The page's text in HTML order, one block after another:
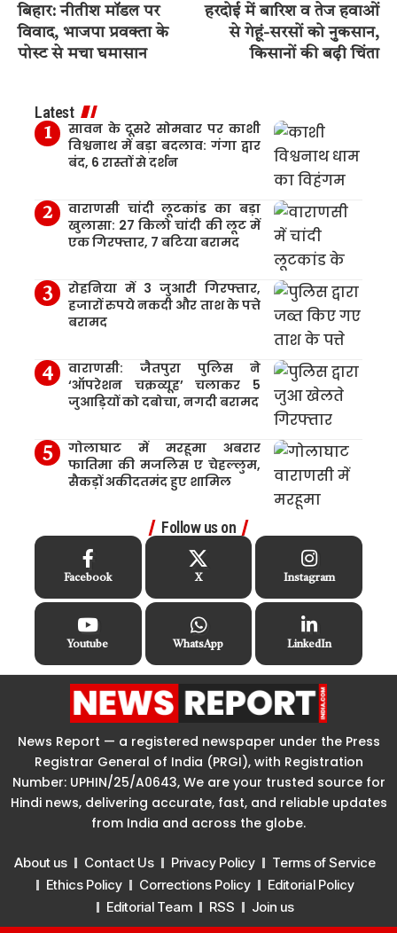
बिहार: नीतीश मॉडल पर
विवाद, भाजपा प्रवक्ता के
पोस्ट से मचा घमासान
हरदोई में बारिश व तेज हवाओं
से गेहूं-सरसों को नुकसान,
किसानों की बढ़ी चिंता
Latest
सावन के दूसरे सोमवार पर काशी
विश्वनाथ में बड़ा बदलाव: गंगा द्वार
बंद, 6 रास्तों से दर्शन
वाराणसी चांदी लूटकांड का बड़ा
खुलासा: 27 किलो चांदी की लूट में
एक गिरफ्तार, 7 बटिया बरामद
रोहनिया में 3 जुआरी गिरफ्तार,
हजारों रुपये नकदी और ताश के पत्ते
बरामद
वाराणसी: जैतपुरा पुलिस ने
‘ऑपरेशन चक्रव्यूह’ चलाकर 5
जुआड़ियों को दबोचा, नगदी बरामद
गोलाघाट में मरहूमा अबरार
फातिमा की मजलिस ए चेहल्लुम,
सैकड़ों अकीदतमंद हुए शामिल
Follow us on
Facebook X Instagram
Youtube WhatsApp LinkedIn
News Report — a registered newspaper under the Press
Registrar General of India (PRGI), with Registration
Number: UPHIN/25/A0643, We are your trusted source for
Hindi news, delivering accurate, fast, and reliable updates
from India and across the globe.
About us Contact Us Privacy Policy
Terms of Service
Ethics Policy
Corrections Policy
Editorial Policy
Editorial Team
RSS Join us